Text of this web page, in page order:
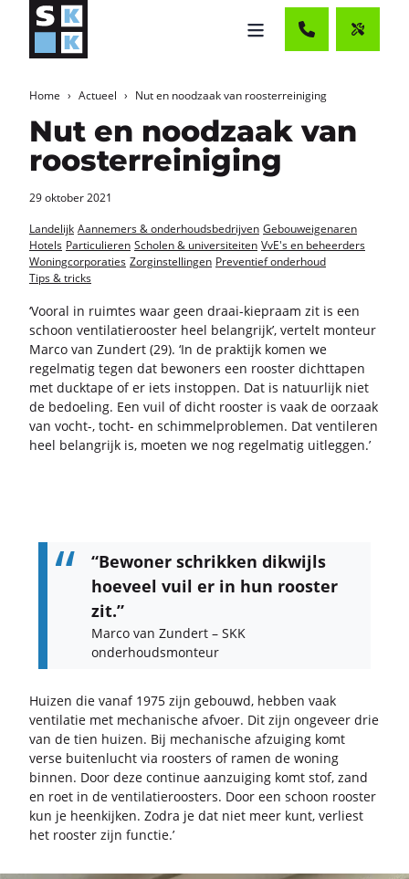
Home Actueel Nut en noodzaak van roosterreiniging
Nut en noodzaak van
roosterreiniging
29 oktober 2021
Landelijk Aannemers & onderhoudsbedrijven Gebouweigenaren
Hotels Particulieren Scholen & universiteiten VvE's en beheerders
Woningcorporaties Zorginstellingen Preventief onderhoud
Tips & tricks
‘Voor­al in ruim­tes waar geen draai-​kiepraam zit is een
schoon ven­ti­la­tie­roos­ter heel be­lang­rijk’, ver­telt mon­teur
Marco van Zun­dert (29). ‘In de prak­tijk komen we
re­gel­ma­tig tegen dat be­wo­ners een roos­ter dicht­ta­pen
met duck­ta­pe of er iets in­stop­pen. Dat is na­tuur­lijk niet
de be­doe­ling. Een vuil of dicht roos­ter is vaak de oor­zaak
van vocht-​, tocht-​ en schim­mel­pro­ble­men. Dat ven­ti­le­ren
heel be­lang­rijk is, moe­ten we nog re­gel­ma­tig uit­leg­gen.’
“Be­wo­ner schrik­ken dik­wijls
hoe­veel vuil er in hun roos­ter
zit.”
Marco van Zun­dert – SKK
on­der­houds­mon­teur
Hui­zen die vanaf 1975 zijn ge­bouwd, heb­ben vaak
ven­ti­la­tie met me­cha­ni­sche af­voer. Dit zijn on­ge­veer drie
van de tien hui­zen. Bij me­cha­ni­sche af­zui­ging komt
verse bui­ten­lucht via roos­ters of ramen de wo­ning
bin­nen. Door deze con­ti­nue aan­zui­ging komt stof, zand
en roet in de ven­ti­la­tie­roos­ters. Door een schoon roos­ter
kun je heen­kij­ken. Zodra je dat niet meer kunt, ver­liest
het roos­ter zijn func­tie.’